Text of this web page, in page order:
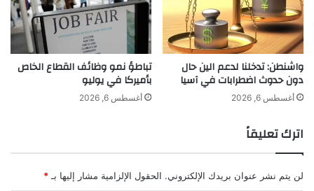
4
5
%
م
ن
"
ت
ت
و
أ
واشنطن: تدخلنا لدعم الين حال
دون حدوث اضطرابات في آسيا
أغسطس 6, 2026
تباطؤ نمو وظائف القطاع الخاص
بأميركا في يوليو
أغسطس 6, 2026
اترك تعليقاً
لن يتم نشر عنوان بريدك الإلكتروني. الحقول الإلزامية مشار إليها بـ *